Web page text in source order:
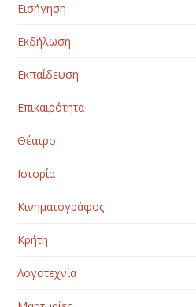
Εισήγηση
Εκδήλωση
Εκπαίδευση
Επικαιρότητα
Θέατρο
Ιστορία
Κινηματογράφος
Κρήτη
Λογοτεχνία